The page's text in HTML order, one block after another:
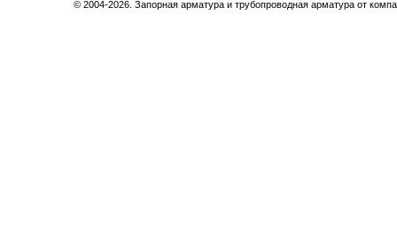
© 2004-2026. Запорная арматура и трубопроводная арматура от